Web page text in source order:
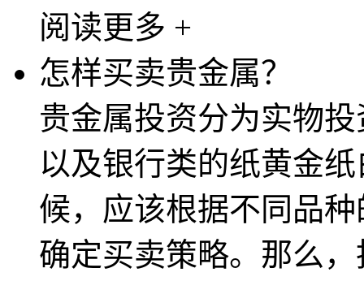
阅读更多 +
怎样买卖贵金属？
贵金属投资分为实物
以及银行类的纸黄金
候，应该根据不同品
确定买卖策略。那么